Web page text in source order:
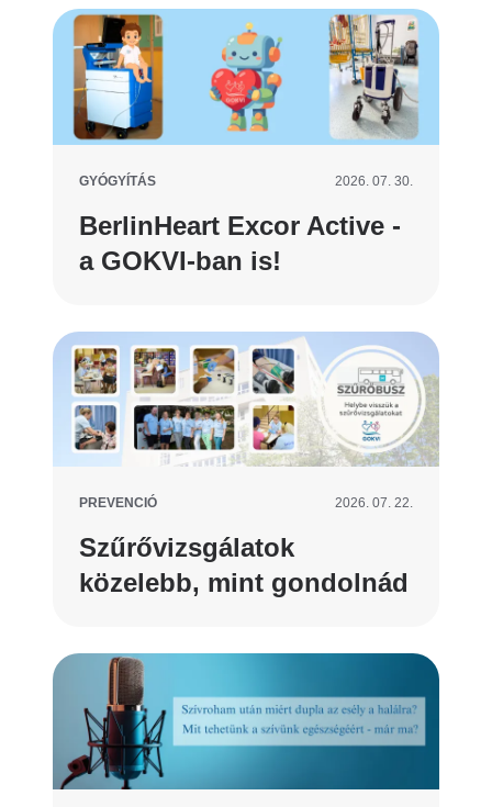
GYÓGYÍTÁS 2026. 07. 30.
BerlinHeart Excor Active -
a GOKVI-ban is!
PREVENCIÓ 2026. 07. 22.
Szűrővizsgálatok
közelebb, mint gondolnád